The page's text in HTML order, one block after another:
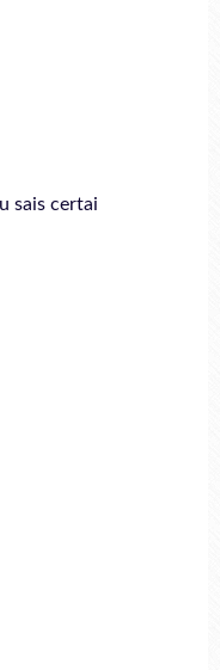
sais certai